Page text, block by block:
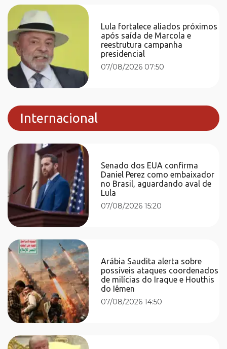
Lula fortalece aliados próximos
após saída de Marcola e
reestrutura campanha
presidencial
07/08/2026 07:50
Internacional
Senado dos EUA confirma
Daniel Perez como embaixador
no Brasil, aguardando aval de
Lula
07/08/2026 15:20
Arábia Saudita alerta sobre
possíveis ataques coordenados
de milícias do Iraque e Houthis
do Iêmen
07/08/2026 14:50